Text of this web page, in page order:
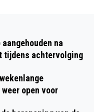
#31: OP ZOEK
200
DAM-TOT-DAM
na
tijdens achtervolging
open voor